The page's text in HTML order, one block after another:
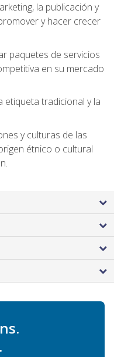
la publicación y
y hacer crecer
paquetes de servicios
en su mercado
etiqueta tradicional y la
y culturas de las
étnico o cultural